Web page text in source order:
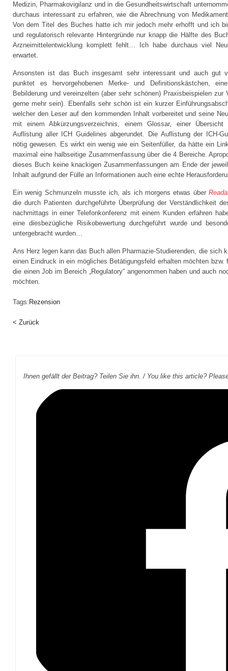
Medizin, Pharmakovigilanz und in die Gesundheitswirtschaft
durchaus interessant zu erfahren, wie die Abrechnung von
Von dem Titel des Buches hatte ich mir jedoch mehr erhofft und ich
und regulatorisch relevante Hintergründe nur knapp die Hälfte des
Arzneimittelentwicklung komplett fehlt… Ich habe durchaus viel
erwartet.
Ansonsten ist das Buch insgesamt sehr interessant und auch gut
punktet es hervorgehobenen Merke- und Definitionskästchen,
Bebilderung und vereinzelten (aber sehr schönen) Praxisbeispielen zur
gerne mehr sein). Ebenfalls sehr schön ist ein kurzer
welcher den Leser auf den kommenden Inhalt vorbereitet und seine
mit einem Abkürzungsverzeichnis, einem Glossar, einer Übersicht
Auflistung aller ICH Guidelines abgerundet. Die Auflistung der ICH-
nötig gewesen. Es wirkt ein wenig wie ein Seitenfüller, da hätte ein
maximal eine halbseitige Zusammenfassung über die 4 Bereiche.
dieses Buch keine knackigen Zusammenfassungen am Ende der
Inhalt aufgrund der Fülle an Informationen auch eine echte
Ein wenig Schmunzeln musste ich, als ich morgens etwas über
die durch Patienten durchgeführte Überprüfung der Verständlichkeit
nachmittags in einer Telefonkonferenz mit einem Kunden erfahren
eine diesbezügliche Risikobewertung durchgeführt wurde und
untergebracht wurden…
Ans Herz legen kann das Buch allen Pharmazie-Studierenden, die sich
einen Eindruck in ein mögliches Betätigungsfeld erhalten möchten
die einen Job im Bereich „Regulatory“ angenommen haben und auch
möchten.
Tags: Rezension
< Zurück
Ihnen gefällt der Beitrag? Teilen Sie ihn. / You like this article?